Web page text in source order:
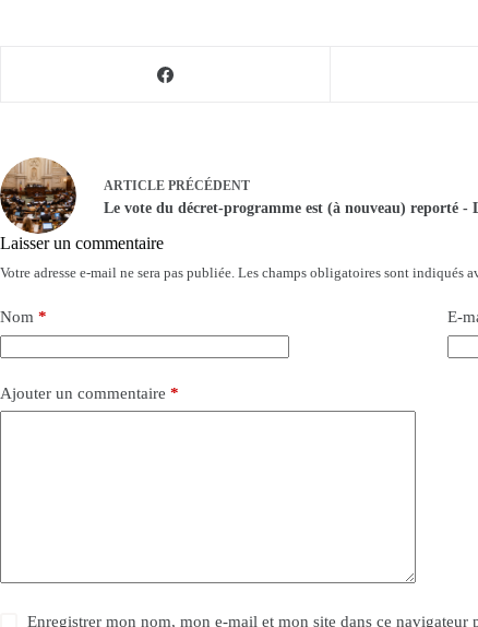
ARTICLE PRÉCÉDENT
Le vote du décret-programme est (à nouveau) reporté -
Laisser un commentaire
Votre adresse e-mail ne sera pas publiée. Les champs obligatoires sont indiqués
Nom * E-
Ajouter un commentaire *
Enregistrer mon nom, mon e-mail et mon site dans ce navigateur